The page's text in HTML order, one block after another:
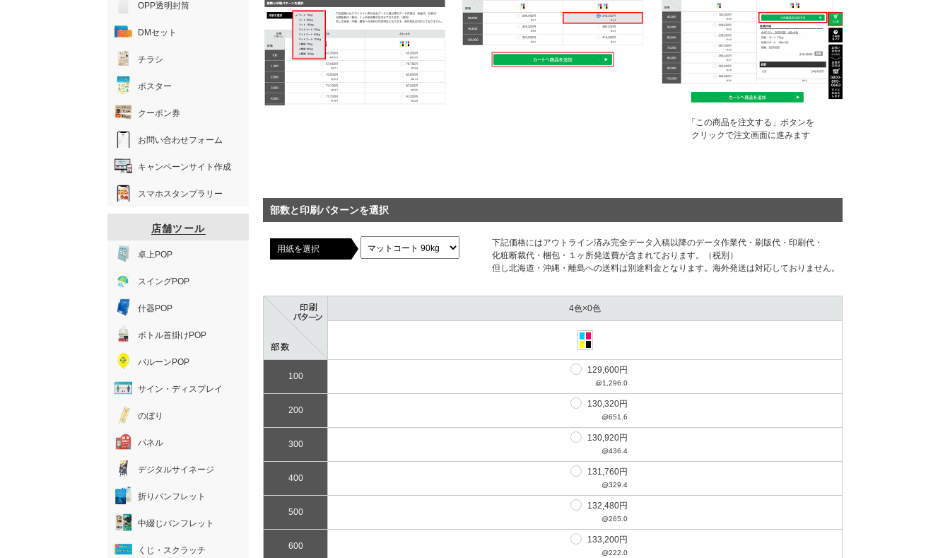
「この商品を注文する」ボタンを
クリックで注文画面に進みます
部数と印刷パターンを選択
用紙を選択
下記価格にはアウトライン済み完全データ⼊稿以降のデータ作業代・刷版代・印刷代・
化粧断裁代・梱包・１ヶ所発送費が含まれております。（税別）
但し北海道・沖縄・離島への送料は別途料⾦となります。海外発送は対応しておりません。
4色×0色
100
129,600円
@1,296.0
200
130,320円
@651.6
300
130,920円
@436.4
400
131,760円
@329.4
500
132,480円
@265.0
600
133,200円
@222.0
OPP透明封筒
DMセット
チラシ
ポスター
クーポン券
お問い合わせフォーム
キャンペーンサイト作成
スマホスタンプラリー
店舗ツール
卓上POP
スイングPOP
什器POP
ボトル首掛けPOP
バルーンPOP
サイン・ディスプレイ
のぼり
パネル
デジタルサイネージ
折りパンフレット
中綴じパンフレット
くじ・スクラッチ